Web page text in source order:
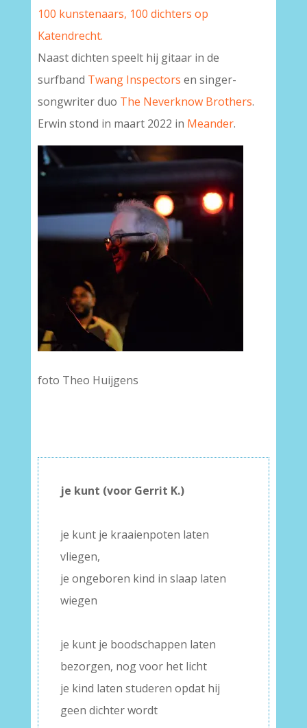
100 kunstenaars, 100 dichters op
Katendrecht.
Naast dichten speelt hij gitaar in de
surfband Twang Inspectors en singer-
songwriter duo The Neverknow Brothers.
Erwin stond in maart 2022 in Meander.
foto Theo Huijgens
je kunt (voor Gerrit K.)
je kunt je kraaienpoten laten
vliegen,
je ongeboren kind in slaap laten
wiegen
je kunt je boodschappen laten
bezorgen, nog voor het licht
je kind laten studeren opdat hij
geen dichter wordt